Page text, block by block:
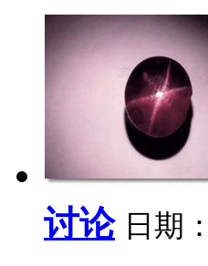
讨论 日期：